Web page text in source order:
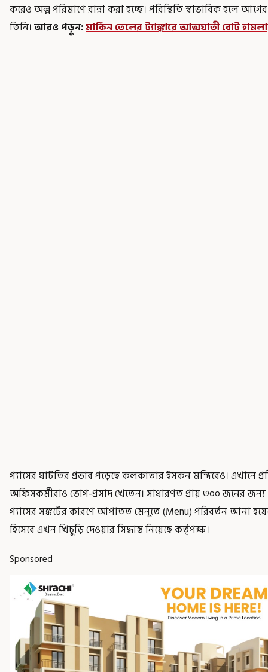
করেও অল্প পরিমাণে রান্না করা হচ্ছে। পরিস্থিতি স্বাভাবিক হলে
তিনি।আরও পড়ুন:মার্কিন তেলের ট্যাঙ্কারে আত্মঘাতী বোট
গ্যাসের ঘাটতির প্রভাব পড়েছে কলকাতার ইসকন মন্দিরেও। এখানে
অফিসকর্মীরাও ভোগ-প্রসাদ খেতেন। সাধারণত প্রায় ৩০০ জনের জন্য
গ্যাসের সঙ্কটের কারণে আপাতত মেনুতে (Menu) পরিবর্তন আনা
হিসেবে এখন খিচুড়ি দেওয়ার সিদ্ধান্ত নিয়েছে কর্তৃপক্ষ।
Sponsored